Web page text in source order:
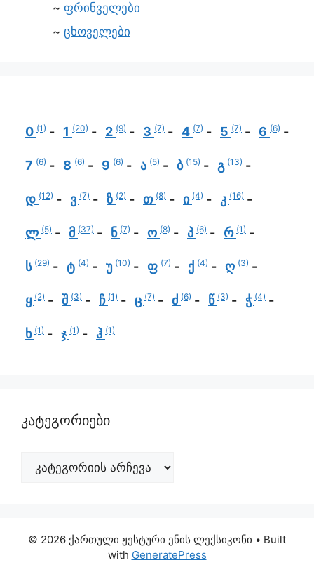
ფრინველები
ცხოველები
0 (1) 1 (20) 2 (9) 3 (7) 4 (7) 5 (7) 6 (6)
7 (6) 8 (6) 9 (6) ა (5) ბ (15) გ (13)
დ (12) ვ (7) ზ (2) თ (8) ი (4) კ (16)
ლ (5) მ (37) ნ (7) ო (8) პ (6) რ (1)
ს (29) ტ (4) უ (10) ფ (7) ქ (4) ღ (3)
ყ (2) შ (3) ჩ (1) ც (7) ძ (6) წ (3) ჭ (4)
ხ (1) ჯ (1) ჰ (1)
კატეგორიები
© 2026 ქართული ჟესტური ენის ლექსიკონი • Built
with GeneratePress